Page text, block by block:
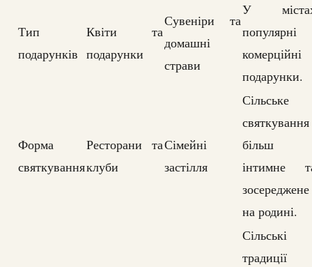
Тип
подарунків
Квіти та
подарунки
Сувеніри та
домашні
страви
У
популярні
комерційні
подарунки.
Форма
святкування
Ресторани та
клуби
Сімейні
застілля
Сільське
святкування
більш
інтимне
зосереджене
на родині.
Сільські
традиції